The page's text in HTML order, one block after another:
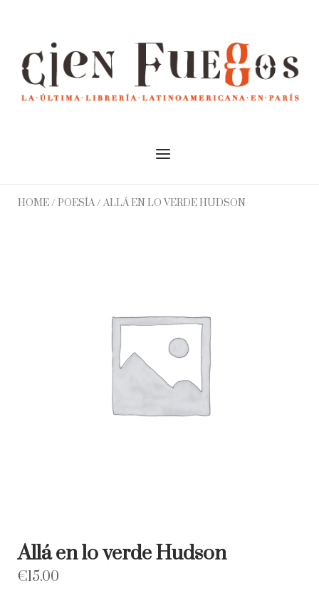
Menu
HOME/ POESÍA/ ALLÁ EN LO VERDE HUDSON
Allá en lo verde Hudson
€15.00